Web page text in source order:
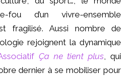
fou d’un vivre-ensemble
fragilisé. Aussi nombre de
rejoignent la dynamique
Ça ne tient plus, qui
dernier à se mobiliser pour